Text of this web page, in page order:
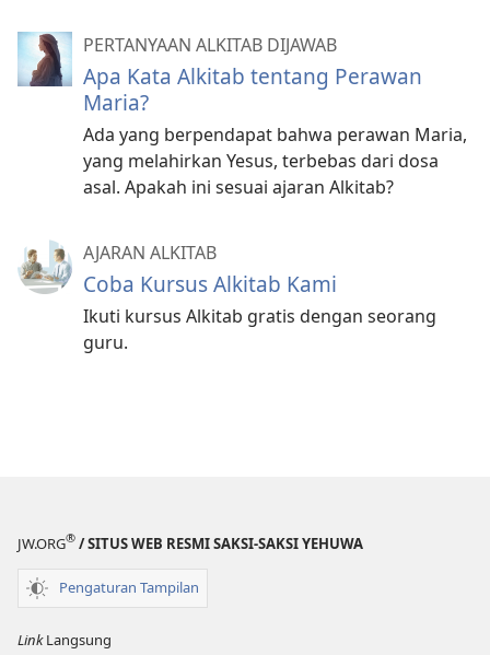
PERTANYAAN ALKITAB DIJAWAB
Apa Kata Alkitab tentang Perawan
Maria?
Ada yang berpendapat bahwa perawan Maria,
yang melahirkan Yesus, terbebas dari dosa
asal. Apakah ini sesuai ajaran Alkitab?
AJARAN ALKITAB
Coba Kursus Alkitab Kami
Ikuti kursus Alkitab gratis dengan seorang
guru.
JW.ORG® / SITUS WEB RESMI SAKSI-SAKSI YEHUWA
Pengaturan Tampilan
LinkLangsung